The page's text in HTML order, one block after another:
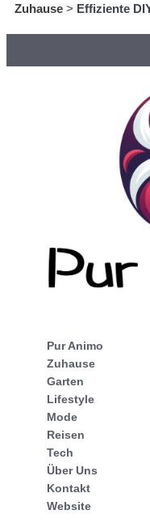
Zuhause > Effiziente
Pur Animo
Zuhause
Garten
Lifestyle
Mode
Reisen
Tech
Über Uns
Kontakt
Website